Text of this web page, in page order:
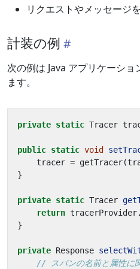
リクエストやメッセージ
計装の例
次の例は Java アプリケーシ
ます。
private static Tracer
public static void
tracer = getTracer(
}
private static Tracer
return tracerProvider.
}
private Response
// スパンの名前と属性に